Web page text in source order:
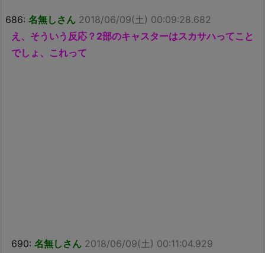
686: 名無しさん 2018/06/09(土) 00:09:28.682
え、そういう反応？2部のキャスターはスカサハってこと
でしょ、これって
690: 名無しさん 2018/06/09(土) 00:11:04.929